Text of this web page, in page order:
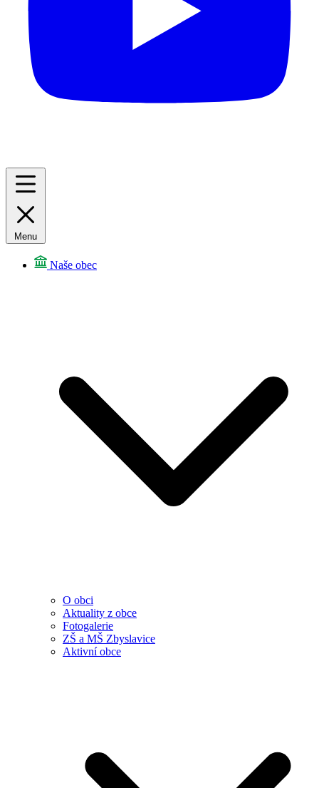
Menu
Naše obec
O obci
Aktuality z obce
Fotogalerie
ZŠ a MŠ Zbyslavice
Aktivní obce